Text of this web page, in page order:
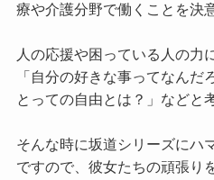
療や介護分野で働くことを決
人の応援や困っている人の
「自分の好きな事ってなんだ
とっての自由とは？」などと
そんな時に坂道シリーズにハ
ですので、彼女たちの頑張り